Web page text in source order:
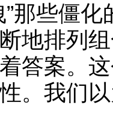
”那些僵
地排列
答案。
。我们